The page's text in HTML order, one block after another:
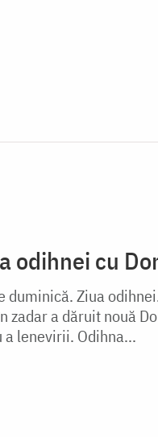
odihnei cu
duminică. Ziua
zadar a dăruit nouă
lenevirii. Odihna...